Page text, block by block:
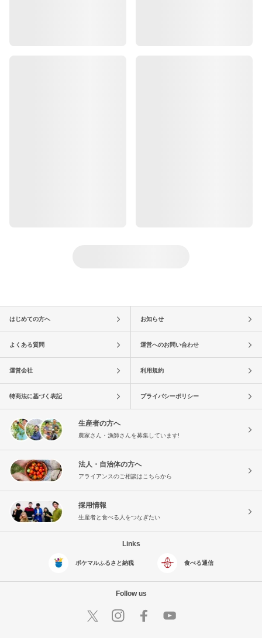
はじめての方へ お知らせ
よくある質問 運営へのお問い合わせ
運営会社 利用規約
特商法に基づく表記 プライバシーポリシー
生産者の方へ
農家さん・漁師さんを募集しています!
法人・自治体の方へ
アライアンスのご相談はこちらから
採用情報
生産者と食べる人をつなぎたい
Links
ポケマルふるさと納税 食べる通信
Follow us